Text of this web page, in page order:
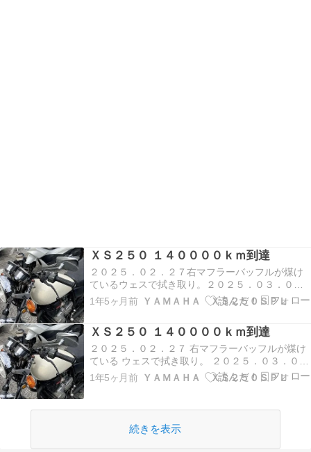
ＸＳ２５０ １４００００ｋｍ到達
２０２５．０２．２７右マフラーバッフルが煤け
ているウェスで拭き取り。２０２５．０３．０９
しばらく前からアクセルケーブルが重く感じてい
た。使用後のエンジンオイルを注油。２０２５．
程軽い感じ。最初のスピードメーターは５９７２
４ｋｍで交換現…
1年5ヶ月前 ＹＡＭＡＨＡ ＸＳ２５０ＳＰＬ
ＸＳ２５０ １４００００ｋｍ到達
２０２５．０２．２７ 右マフラーバッフルが煤け
ている ウェスで拭き取り。 ２０２５．０３．０９
しばらく前からアクセルケーブルが重く感じてい
た。 使用後のエンジンオイルを注油。 ２０２５．
程軽い感じ。 最初のスピードメーターは５９７…
1年5ヶ月前 ＹＡＭＡＨＡ ＸＳ２５０ＳＰＬ
続きを表示